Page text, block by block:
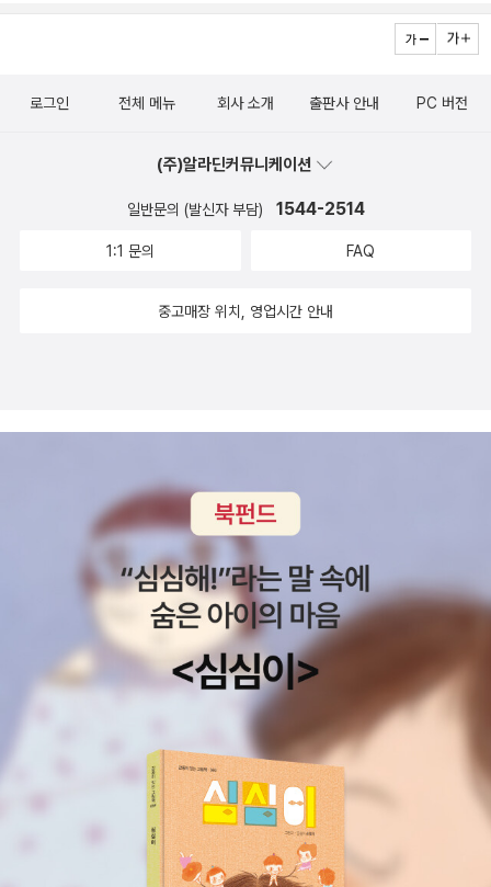
로그인 전체 메뉴 회사 소개 출판사 안내 PC 버전
(주)알라딘커뮤니케이션
일반문의 (발신자 부담) 1544-2514
1:1 문의 FAQ
중고매장 위치, 영업시간 안내